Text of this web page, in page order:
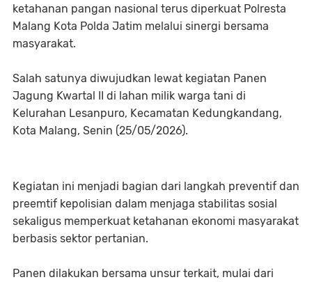
ketahanan pangan nasional terus diperkuat Polresta
Malang Kota Polda Jatim melalui sinergi bersama
masyarakat.
Salah satunya diwujudkan lewat kegiatan Panen
Jagung Kwartal II di lahan milik warga tani di
Kelurahan Lesanpuro, Kecamatan Kedungkandang,
Kota Malang, Senin (25/05/2026).
Kegiatan ini menjadi bagian dari langkah preventif dan
preemtif kepolisian dalam menjaga stabilitas sosial
sekaligus memperkuat ketahanan ekonomi masyarakat
berbasis sektor pertanian.
Panen dilakukan bersama unsur terkait, mulai dari